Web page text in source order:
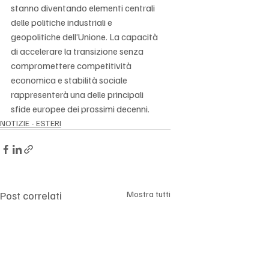
stanno diventando elementi centrali
delle politiche industriali e
geopolitiche dell’Unione. La capacità
di accelerare la transizione senza
compromettere competitività
economica e stabilità sociale
rappresenterà una delle principali
sfide europee dei prossimi decenni.
NOTIZIE - ESTERI
Post correlati Mostra tutti